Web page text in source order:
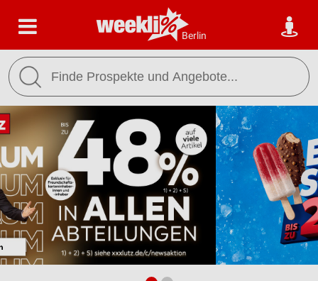
Berlin